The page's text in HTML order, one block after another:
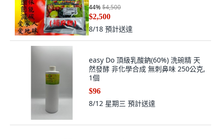
44%$4,500
$2,500
8/18 預計送達
easy Do 頂級乳酸鈉(60%) 洗碗精 天
然發酵 非化學合成 無刺鼻味 250公克,
1個
$96
8/12 星期三 預計送達